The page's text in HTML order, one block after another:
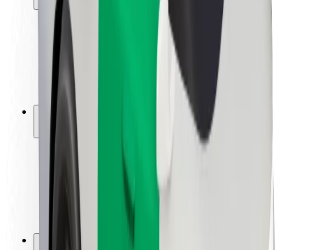
Sécurité des passagers
Sécurité des chauffeurs
Sécurité à trottinette
Safety Lab
Villes
Emplacements
Solutions pour les villes
Aéroports
Stations de charge Bolt